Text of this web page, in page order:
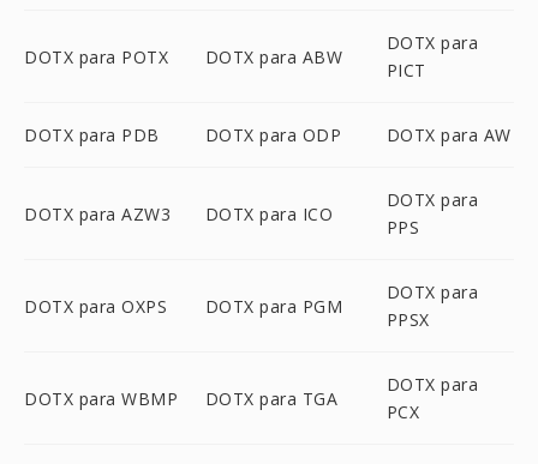
DOTX para POTX DOTX para ABW
DOTX para
PICT
DOTX para PDB DOTX para ODP DOTX para AW
DOTX para AZW3 DOTX para ICO
DOTX para
PPS
DOTX para OXPS DOTX para PGM
DOTX para
PPSX
DOTX para WBMP DOTX para TGA
DOTX para
PCX